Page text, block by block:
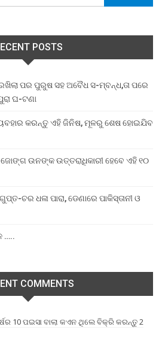
POSTS
ପର ପୁରୁଷ ସହ ଅବୈଧ ସ-ମ୍ବନ୍ଧ,ତା ପରେ
ଘ-ଟଣା
କରନ୍ତୁ ଏହି ଜିନିଷ, ମୂଳରୁ ଶେଷ ହୋଇଯିବ
ଉନଙ୍କ ଉତ୍ତରାଧିକାରୀ ହେବେ ଏହି ୧୦
ଚର ଧଳା ପାରା, ଡେଣାରେ ପାକିସ୍ତାନୀ ଓ
…..
COMMENTS
10 ପଇସା ବାଲା କଏନ ଥିଲେ ବିକ୍ରି କରନ୍ତୁ 2